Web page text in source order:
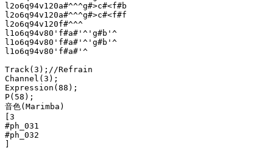
l2o6q94v120a#^^^g#>c#<f#b
l2o6q94v120a#^^^g#>c#<f#f
l2o6q94v120f#^^^
l1o6q94v80'f#a#'^'g#b'^
l1o6q94v80'f#a#'^'g#b'^
l1o6q94v80'f#a#'^
Track(3);//Refrain
Channel(3);
Expression(88);
P(58);
音色(Marimba)
[3
#ph_031
#ph_032